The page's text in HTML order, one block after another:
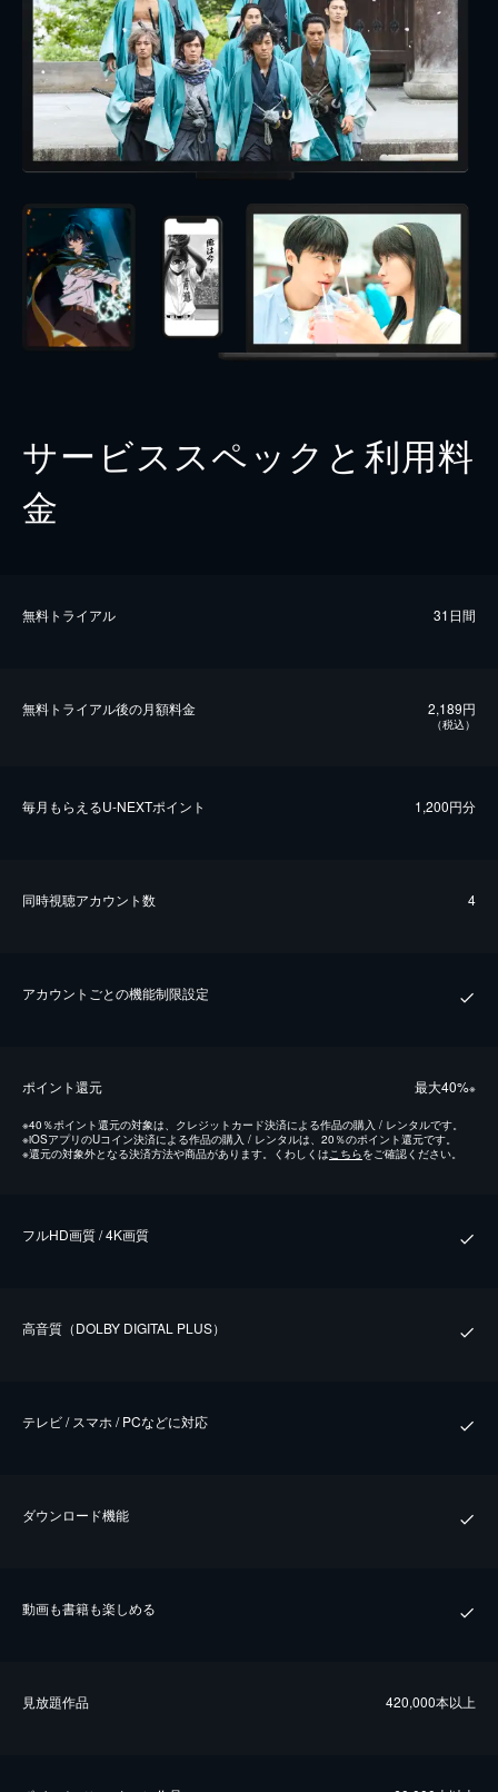
サービススペックと利用料
金
無料トライアル 31日間
無料トライアル後の⽉額料金 2,189円
（税込）
毎⽉もらえるU-NEXTポイント 1,200円分
同時視聴アカウント数 4
アカウントごとの機能制限設定
ポイント還元 最⼤40%※
※40％ポイント還元の対象は、クレジットカード決済による作品の購入 / レンタルです。
※iOSアプリのUコイン決済による作品の購入 / レンタルは、20％のポイント還元です。
※還元の対象外となる決済方法や商品があります。くわしくは こちらをご確認ください。
フルHD画質 / 4K画質
⾼⾳質（DOLBY DIGITAL PLUS）
テレビ / スマホ / PCなどに対応
ダウンロード機能
動画も書籍も楽しめる
⾒放題作品 420,000本以上